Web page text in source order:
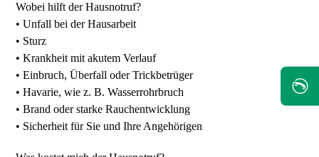
Wobei hilft der Hausnotruf?
• Unfall bei der Hausarbeit
• Sturz
• Krankheit mit akutem Verlauf
• Einbruch, Überfall oder Trickbetrüger
• Havarie, wie z. B. Wasserrohrbruch
• Brand oder starke Rauchentwicklung
• Sicherheit für Sie und Ihre Angehörigen
✆